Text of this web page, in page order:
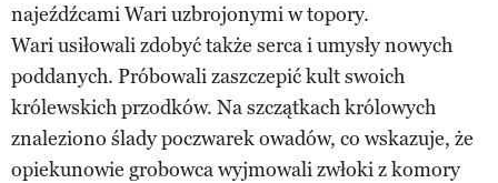
najeźdźcami Wari uzbrojonymi w topory.
Wari usiłowali zdobyć także serca i umysły nowych
poddanych. Próbowali zaszczepić kult swoich
królewskich przodków. Na szczątkach królowych
znaleziono ślady poczwarek owadów, co wskazuje, że
opiekunowie grobowca wyjmowali zwłoki z komory